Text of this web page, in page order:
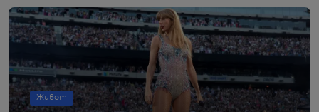
Живот